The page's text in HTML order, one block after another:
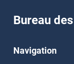
Bureau
Navigation